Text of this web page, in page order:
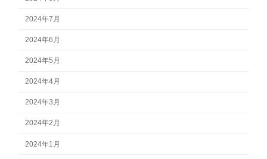
2024年7月
2024年6月
2024年5月
2024年4月
2024年3月
2024年2月
2024年1月